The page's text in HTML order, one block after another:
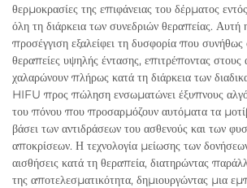
θερμοκρασίες της επιφάνειας του δέρματος
όλη τη διάρκεια των συνεδριών θεραπείας. Αυτή
προσέγγιση εξαλείφει τη δυσφορία που συνήθως
θεραπείες υψηλής έντασης, επιτρέποντας στους
χαλαρώνουν πλήρως κατά τη διάρκεια των
HIFU προς πώληση ενσωματώνει έξυπνους
του πόνου που προσαρμόζουν αυτόματα τα
βάσει των αντιδράσεων του ασθενούς και των
αποκρίσεων. Η τεχνολογία μείωσης των δονήσεων
αισθήσεις κατά τη θεραπεία, διατηρώντας
της αποτελεσματικότητα, δημιουργώντας μια